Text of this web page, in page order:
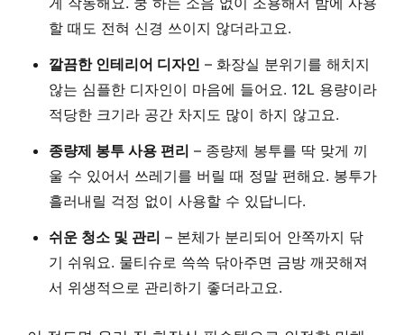
할 때도 전혀 신경 쓰이지 않더라고요.
깔끔한 인테리어 디자인 – 화장실 분위기를 해치지
않는 심플한 디자인이 마음에 들어요. 12L 용량이라
적당한 크기라 공간 차지도 많이 하지 않고요.
종량제 봉투 사용 편리 – 종량제 봉투를 딱 맞게 끼
울 수 있어서 쓰레기를 버릴 때 정말 편해요. 봉투가
흘러내릴 걱정 없이 사용할 수 있답니다.
쉬운 청소 및 관리 – 본체가 분리되어 안쪽까지 닦
기 쉬워요. 물티슈로 쓱쓱 닦아주면 금방 깨끗해져
서 위생적으로 관리하기 좋더라고요.